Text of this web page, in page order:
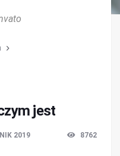
jest
2019 8762